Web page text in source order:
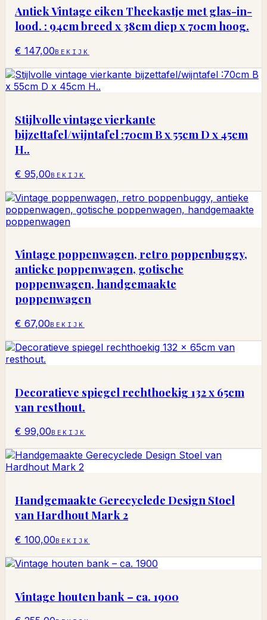
Antiek Vintage eiken Theekastje met glas-in-
lood. : 94cm breed x 38cm diep x 70cm hoog.
€ 147,00BEKIJK
Stijlvolle vintage vierkante
bijzettafel/wijntafel :70cm B x 55cm D x 45cm
H..
€ 95,00BEKIJK
Vintage poppenwagen, retro poppenbuggy,
antieke poppenwagen, gotische
poppenwagen, handgemaakte
poppenwagen
€ 67,00BEKIJK
Decoratieve spiegel rechthoekig 132 x 65cm
van resthout.
€ 99,00BEKIJK
Handgemaakte Gerecyclede Design Stoel
van Hardhout Mark 2
€ 100,00BEKIJK
Vintage houten bank – ca. 1900